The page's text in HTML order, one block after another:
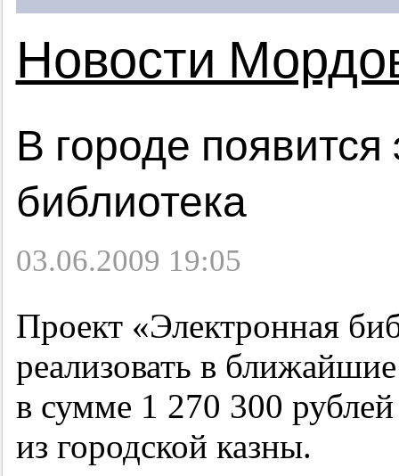
Новости
В городе
библиотека
03.06.2009 19:05
Проект «Электронная
реализовать в
в сумме 1 270 300
из городской казны.